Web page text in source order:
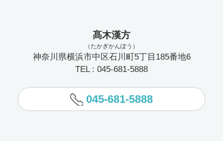
髙木漢方
（たかぎかんぽう）
神奈川県横浜市中区石川町5丁目185番地6
TEL : 045-681-5888
045-681-5888